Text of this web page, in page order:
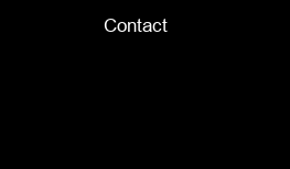
Contact